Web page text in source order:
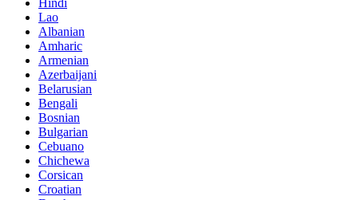
Lao
Albanian
Amharic
Armenian
Azerbaijani
Belarusian
Bengali
Bosnian
Bulgarian
Cebuano
Chichewa
Corsican
Croatian